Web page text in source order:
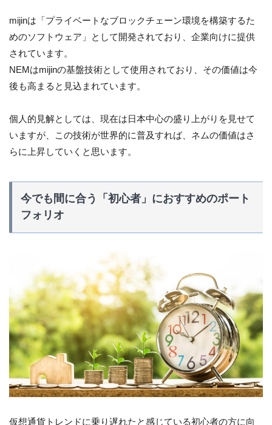
mijinは「プライベートなブロックチェーン環境を構築するた
めのソフトウェア」として開発されており、企業向けに提供
されています。
NEMはmijinの基盤技術として使用されており、その価値は今
後も高まると見込まれています。
個人的見解としては、現在は日本中心の盛り上がりを見せて
いますが、この技術が世界的に普及すれば、ネムの価値はさ
らに上昇していくと思います。
今でも間に合う「初心者」におすすめのポート
フォリオ
仮想通貨トレンドに乗り遅れたと感じている初心者の方に向